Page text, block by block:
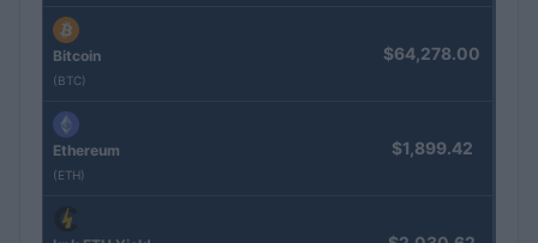
Bitcoin
(BTC)
$64,278.00
Ethereum
(ETH)
$1,899.42